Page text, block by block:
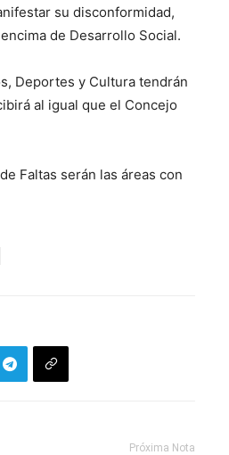
su disconformidad,
de Desarrollo Social.
Deportes y Cultura tendrán
al igual que el Concejo
Faltas serán las áreas con
Próxima Nota